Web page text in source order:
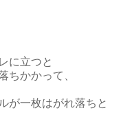
に立つと
かかって、
が一枚はがれ落ちと